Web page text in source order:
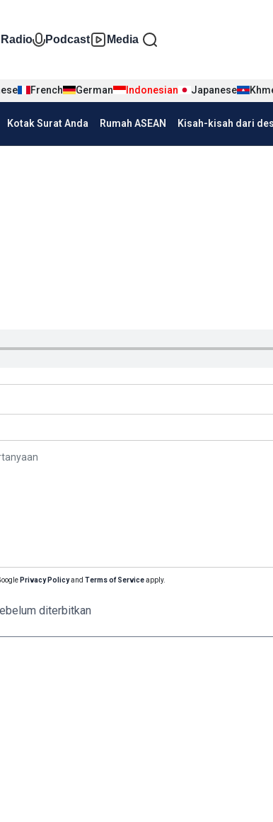
phương tiện tiếng Indo
Radio Podcast Media
French German Indonesian Japanese
Indo
Kotak Surat Anda Rumah ASEAN Kisah-kisah dari
Privacy Policyand Terms of Serviceapply.
diterbitkan